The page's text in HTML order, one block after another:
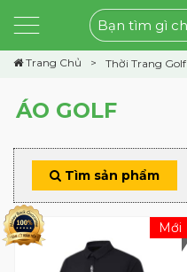
Trang Chủ Thời Trang Golf
ÁO GOLF
Tìm sản phẩm
Mới